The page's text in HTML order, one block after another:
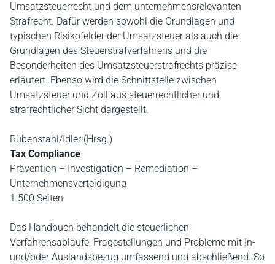
Umsatzsteuerrecht und dem unternehmensrelevanten
Strafrecht. Dafür werden sowohl die Grundlagen und
typischen Risikofelder der Umsatzsteuer als auch die
Grundlagen des Steuerstrafverfahrens und die
Besonderheiten des Umsatzsteuerstrafrechts präzise
erläutert. Ebenso wird die Schnittstelle zwischen
Umsatzsteuer und Zoll aus steuerrechtlicher und
strafrechtlicher Sicht dargestellt.
Rübenstahl/Idler (Hrsg.)
Tax Compliance
Prävention – Investigation – Remediation –
Unternehmensverteidigung
1.500 Seiten
Das Handbuch behandelt die steuerlichen
Verfahrensabläufe, Fragestellungen und Probleme mit In-
und/oder Auslandsbezug umfassend und abschließend. So